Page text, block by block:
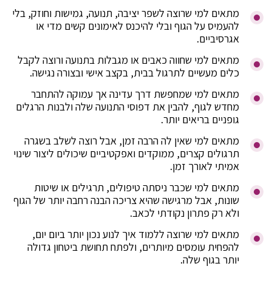
מתאים למי שרוצה לשפר יציבה, תנועה, גמישות וחוזק, בלי
להעמיס על הגוף ובלי להיכנס לאימונים קשים מדי או
אגרסיביים.
מתאים למי שחווה כאבים או מגבלות בתנועה ורוצה לקבל
כלים מעשיים לתרגול בבית, בקצב אישי ובצורה נגישה.
מתאים למי שמחפשת דרך עדינה אך עמוקה להתחבר
מחדש לגוף, להבין את דפוסי התנועה שלה ולבנות הרגלים
גופניים בריאים יותר.
מתאים למי שאין לה הרבה זמן, אבל רוצה לשלב בשגרה
תרגולים קצרים, ממוקדים ואפקטיביים שיכולים ליצור שינוי
אמיתי לאורך זמן.
מתאים למי שכבר ניסתה טיפולים, תרגילים או שיטות
שונות, אבל מרגישה שהיא צריכה הבנה רחבה יותר של הגוף
ולא רק פתרון נקודתי לכאב.
מתאים למי שרוצה ללמוד איך לנוע נכון יותר ביום יום,
להפחית עומסים מיותרים, ולפתח תחושת ביטחון גדולה
יותר בגוף שלה.